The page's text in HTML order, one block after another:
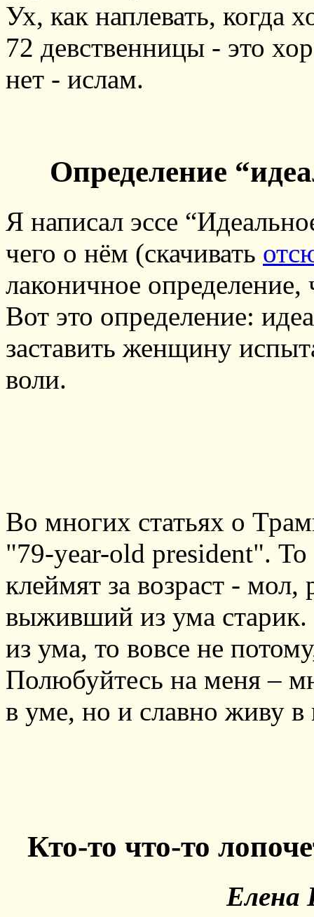
Ух, как наплевать, когда
72 девственницы - это
нет - ислам.
Определение
Я написал эссе
чего о нём (скачивать
лаконичное определение,
Вот это определение:
заставить женщину
воли.
Во многих статьях о
"79-year-old president". То
клеймят за возраст - мол,
выживший из ума
из ума, то вовсе не
Полюбуйтесь на меня –
в уме, но и славно живу
Кто-то что-то
Елена